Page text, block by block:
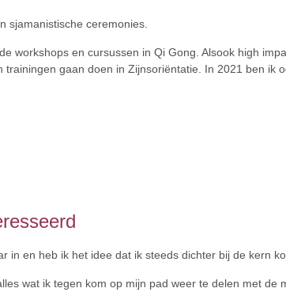
sjamanistische ceremonies.
workshops en cursussen in Qi Gong. Alsook high
gaan doen in Zijnsoriëntatie. In 2021 ben ik
in en heb ik het idee dat ik steeds dichter bij de kern
wat ik tegen kom op mijn pad weer te delen met de